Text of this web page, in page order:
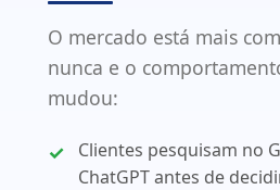
O mercado está mais
nunca e o
mudou:
Clientes pesquisam no
ChatGPT antes de